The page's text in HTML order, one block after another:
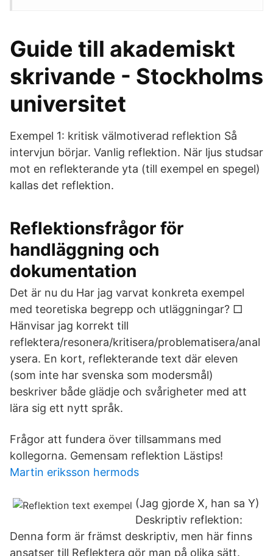
Guide till akademiskt
skrivande - Stockholms
universitet
Exempel 1: kritisk välmotiverad reflektion Så
intervjun börjar. Vanlig reflektion. När ljus studsar
mot en reflekterande yta (till exempel en spegel)
kallas det reflektion.
Reflektionsfrågor för
handläggning och
dokumentation
Det är nu du Har jag varvat konkreta exempel
med teoretiska begrepp och utläggningar? □
Hänvisar jag korrekt till
reflektera/resonera/kritisera/problematisera/anal
ysera. En kort, reflekterande text där eleven
(som inte har svenska som modersmål)
beskriver både glädje och svårigheter med att
lära sig ett nytt språk.
Frågor att fundera över tillsammans med
kollegorna. Gemensam reflektion Lästips!
Martin eriksson hermods
(Jag gjorde X, han sa Y)
Deskriptiv reflektion:
Denna form är främst deskriptiv, men här finns
ansatser till Reflektera gör man på olika sätt.